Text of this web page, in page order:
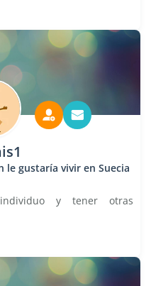
le gustaría vivir en Suecia
y tener otras